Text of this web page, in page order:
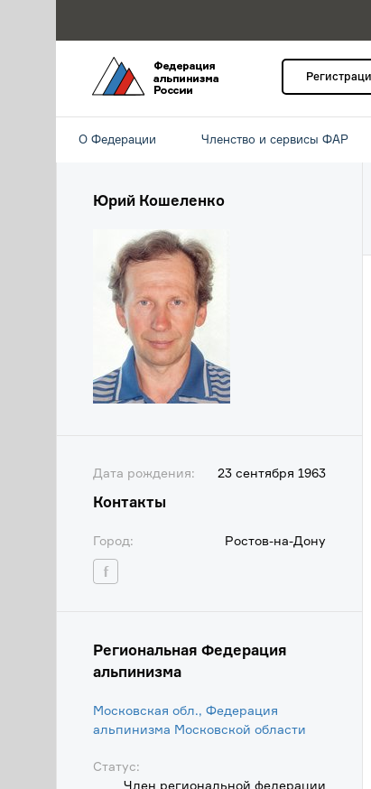
О Федерации Членство и сервисы ФАР
Юрий Кошеленко
Дата рождения: 23 сентября 1963
Контакты
Город: Ростов-на-Дону
Региональная Федерация
альпинизма
Московская обл., Федерация
альпинизма Московской области
Статус:
Член региональной федерации